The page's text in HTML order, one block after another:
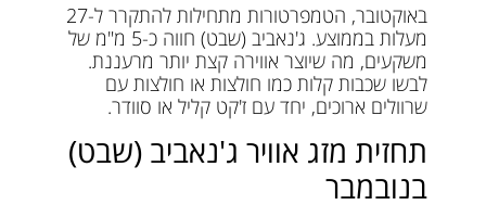
באוקטובר, הטמפרטורות מתחילות להתקרר ל-27
מעלות בממוצע. ג'נאביב (שבט) חווה כ-5 מ"מ של
משקעים, מה שיוצר אווירה קצת יותר מרעננת.
לבשו שכבות קלות כמו חולצות או חולצות עם
שרוולים ארוכים, יחד עם ז'קט קליל או סוודר.
תחזית מזג אוויר ג'נאביב (שבט)
בנובמבר